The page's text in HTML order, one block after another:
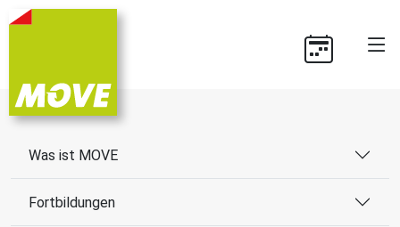
Was ist MOVE
Fortbildungen